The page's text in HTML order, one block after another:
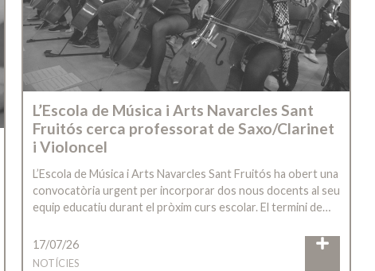
L’Escola de Música i Arts Navarcles Sant
Fruitós cerca professorat de Saxo/Clarinet
i Violoncel
L’Escola de Música i Arts Navarcles Sant Fruitós ha obert una
convocatòria urgent per incorporar dos nous docents al seu
equip educatiu durant el pròxim curs escolar. El termini de…
17/07/26
NOTÍCIES